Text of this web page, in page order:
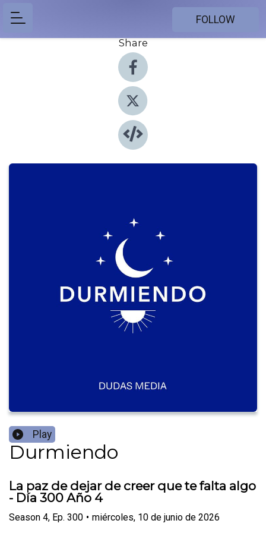
FOLLOW
Share
Play
Durmiendo
La paz de dejar de creer que te falta algo
- Día 300 Año 4
Season 4, Ep. 300 • miércoles, 10 de junio de 2026